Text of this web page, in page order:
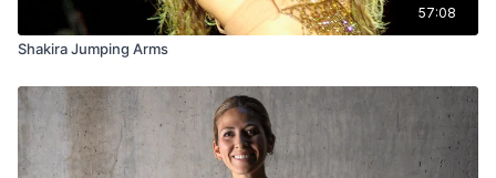
57:08
Shakira Jumping Arms